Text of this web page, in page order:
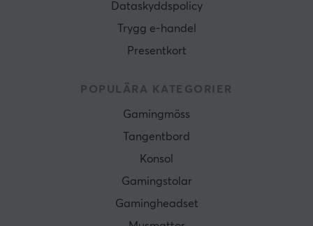
Dataskyddspolicy
Trygg e-handel
Presentkort
POPULÄRA KATEGORIER
Gamingmöss
Tangentbord
Konsol
Gamingstolar
Gamingheadset